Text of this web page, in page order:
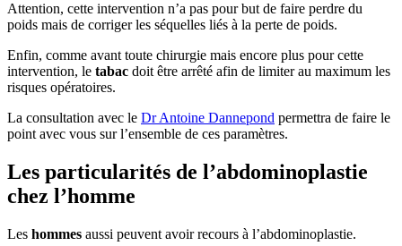
Attention, cette intervention n’a pas pour but de faire perdre du
poids mais de corriger les séquelles liés à la perte de poids.
Enfin, comme avant toute chirurgie mais encore plus pour cette
intervention, le tabac doit être arrêté afin de limiter au maximum les
risques opératoires.
La consultation avec le Dr Antoine Dannepond permettra de faire le
point avec vous sur l’ensemble de ces paramètres.
Les particularités de l’abdominoplastie
chez l’homme
Les hommes aussi peuvent avoir recours à l’abdominoplastie.